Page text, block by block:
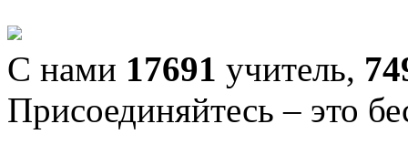
С нами 17691 учитель,
Присоединяйтесь – это